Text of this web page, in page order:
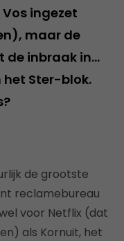
ingezet
maar de
de inbraak in…
Ster-blok.
de grootste
reclamebureau
voor Netflix (dat
als Kornuit, het